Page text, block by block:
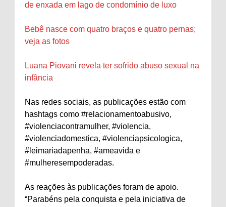
de enxada em lago de condomínio de luxo
Bebê nasce com quatro braços e quatro pernas;
veja as fotos
Luana Piovani revela ter sofrido abuso sexual na
infância
Nas redes sociais, as publicações estão com
hashtags como #relacionamentoabusivo,
#violenciacontramulher, #violencia,
#violenciadomestica, #violenciapsicologica,
#leimariadapenha, #ameavida e
#mulheresempoderadas.
As reações às publicações foram de apoio.
“Parabéns pela conquista e pela iniciativa de